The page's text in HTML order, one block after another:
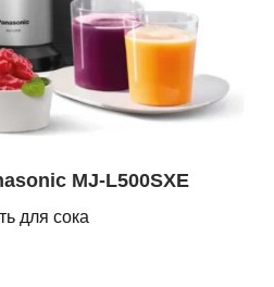
MJ-L500SXE
для сока